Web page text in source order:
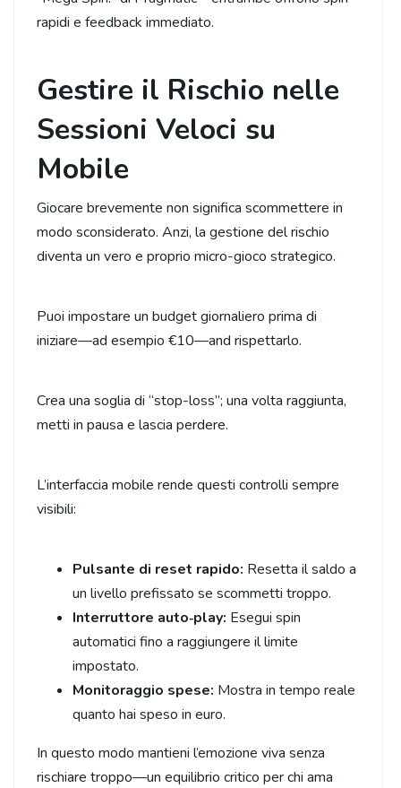
rapidi e feedback immediato.
Gestire il Rischio nelle
Sessioni Veloci su
Mobile
Giocare brevemente non significa scommettere in
modo sconsiderato. Anzi, la gestione del rischio
diventa un vero e proprio micro-gioco strategico.
Puoi impostare un budget giornaliero prima di
iniziare—ad esempio €10—and rispettarlo.
Crea una soglia di “stop-loss”; una volta raggiunta,
metti in pausa e lascia perdere.
L’interfaccia mobile rende questi controlli sempre
visibili:
Pulsante di reset rapido: Resetta il saldo a
un livello prefissato se scommetti troppo.
Interruttore auto‑play: Esegui spin
automatici fino a raggiungere il limite
impostato.
Monitoraggio spese: Mostra in tempo reale
quanto hai speso in euro.
In questo modo mantieni l’emozione viva senza
rischiare troppo—un equilibrio critico per chi ama